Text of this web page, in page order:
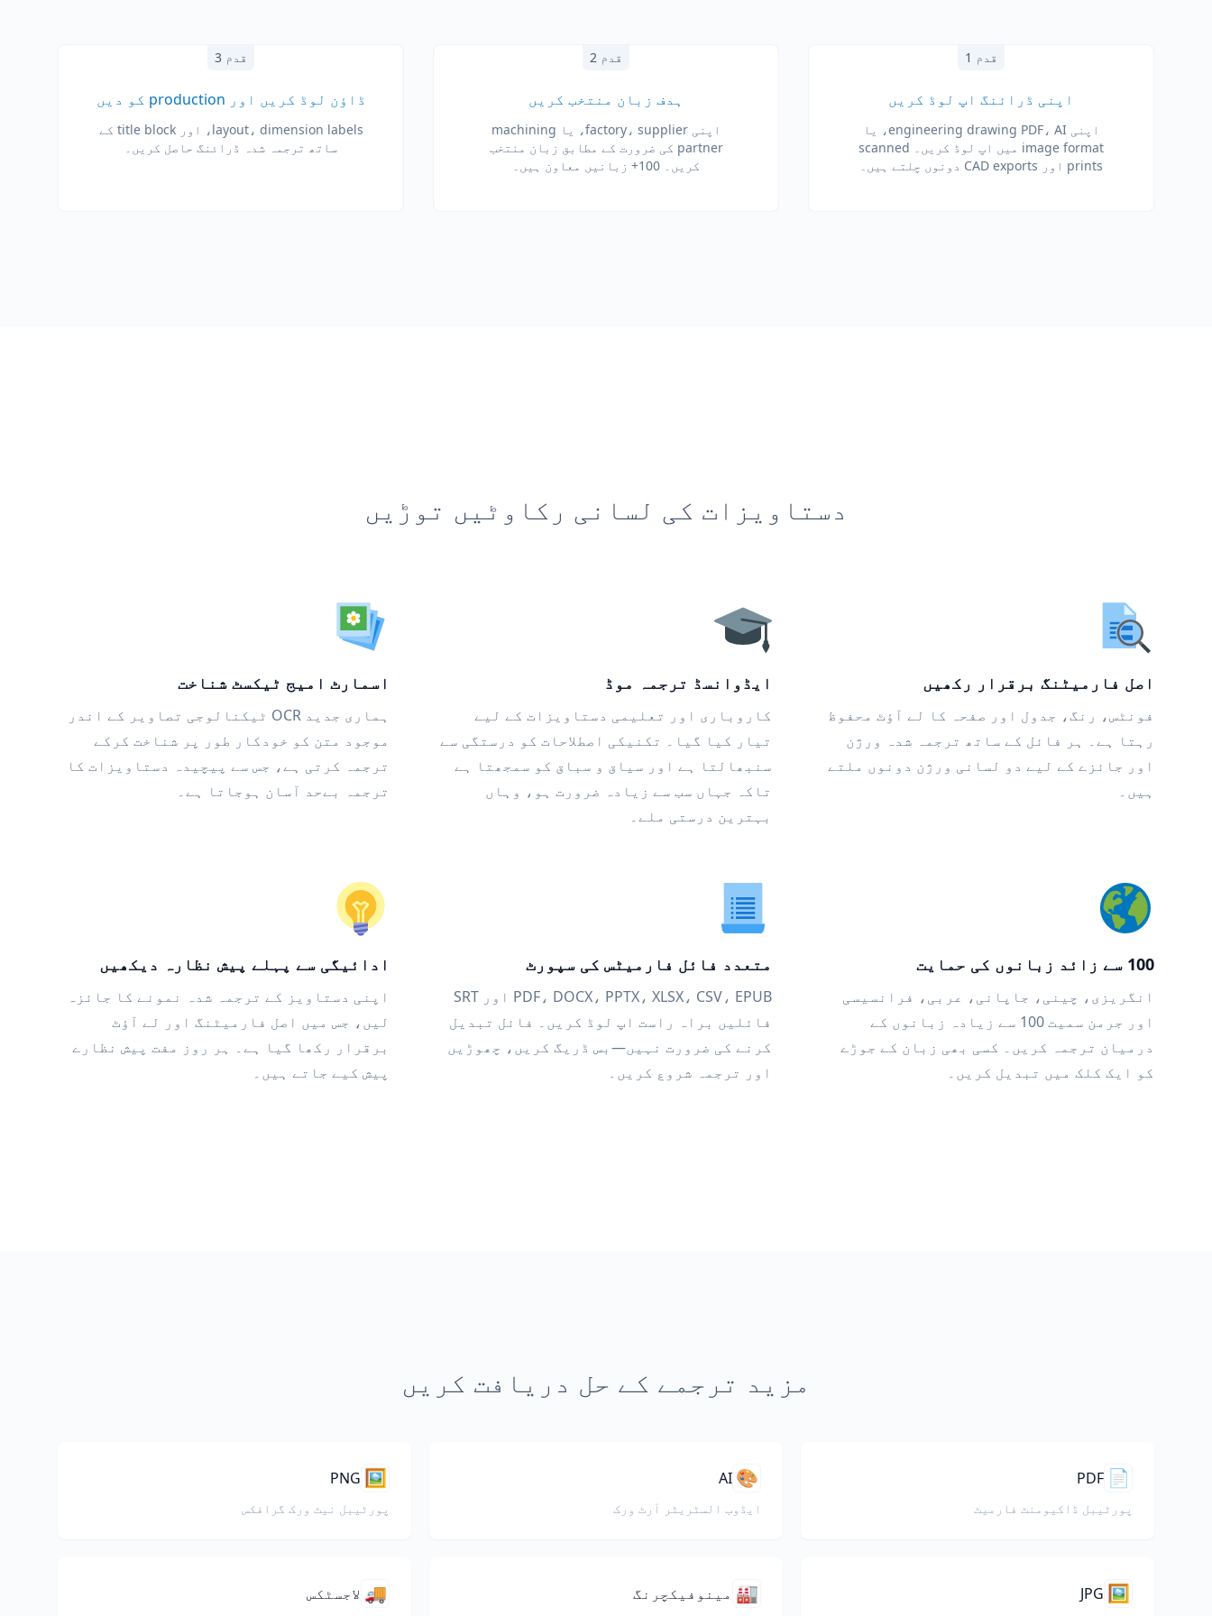
قدم 1
اپنی ڈرائنگ اپ لوڈ کریں
اپنی engineering drawing PDF، AI، یا
image format میں اپ لوڈ کریں۔ scanned
prints اور CAD exports دونوں چلتے ہیں۔
قدم 2
ہدف زبان منتخب کریں
اپنی factory، supplier، یا machining
partner کی ضرورت کے مطابق زبان منتخب
کریں۔ 100+ زبانیں معاون ہیں۔
قدم 3
ڈاؤن لوڈ کریں اور production کو دیں
layout، dimension labels، اور title block کے
ساتھ ترجمہ شدہ ڈرائنگ حاصل کریں۔
دستاویزات کی لسانی رکاوٹیں توڑیں
اصل فارمیٹنگ برقرار رکھیں
فونٹس، رنگ، جدول اور صفحہ کا لے آؤٹ محفوظ
رہتا ہے۔ ہر فائل کے ساتھ ترجمہ شدہ ورژن
اور جائزے کے لیے دو لسانی ورژن دونوں ملتے
ہیں۔
ایڈوانسڈ ترجمہ موڈ
کاروباری اور تعلیمی دستاویزات کے لیے
تیار کیا گیا۔ تکنیکی اصطلاحات کو درستگی سے
سنبھالتا ہے اور سیاق و سباق کو سمجھتا ہے
تاکہ جہاں سب سے زیادہ ضرورت ہو، وہاں
بہترین درستی ملے۔
اسمارٹ امیج ٹیکسٹ شناخت
ہماری جدید OCR ٹیکنالوجی تصاویر کے اندر
موجود متن کو خودکار طور پر شناخت کرکے
ترجمہ کرتی ہے، جس سے پیچیدہ دستاویزات کا
ترجمہ بےحد آسان ہوجاتا ہے۔
100 سے زائد زبانوں کی حمایت
انگریزی، چینی، جاپانی، عربی، فرانسیسی
اور جرمن سمیت 100 سے زیادہ زبانوں کے
درمیان ترجمہ کریں۔ کسی بھی زبان کے جوڑے
کو ایک کلک میں تبدیل کریں۔
متعدد فائل فارمیٹس کی سپورٹ
PDF، DOCX، PPTX، XLSX، CSV، EPUB اور SRT
فائلیں براہ راست اپ لوڈ کریں۔ فائل تبدیل
کرنے کی ضرورت نہیں—بس ڈریگ کریں، چھوڑیں
اور ترجمہ شروع کریں۔
ادائیگی سے پہلے پیش نظارہ دیکھیں
اپنی دستاویز کے ترجمہ شدہ نمونے کا جائزہ
لیں، جس میں اصل فارمیٹنگ اور لے آؤٹ
برقرار رکھا گیا ہے۔ ہر روز مفت پیش نظارے
پیش کیے جاتے ہیں۔
مزید ترجمے کے حل دریافت کریں
📄
PDF
پورٹیبل ڈاکیومنٹ فارمیٹ
🎨
AI
ایڈوب السٹریٹر آرٹ ورک
🖼️
PNG
پورٹیبل نیٹ ورک گرافکس
🖼️
JPG
🏭 مینوفیکچرنگ 🚚 لاجسٹکس